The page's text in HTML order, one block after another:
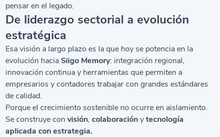
pensar en el legado.
De liderazgo sectorial a evolución
estratégica
Esa visión a largo plazo es la que hoy se potencia en la
evolución haciaSiigo Memory: integración regional,
innovación continua y herramientas que permiten a
empresarios y contadores trabajar con grandes estándares
de calidad.
Porque el crecimiento sostenible no ocurre en aislamiento.
Se construye convisión,colaboraciónytecnología
aplicada con estrategia.